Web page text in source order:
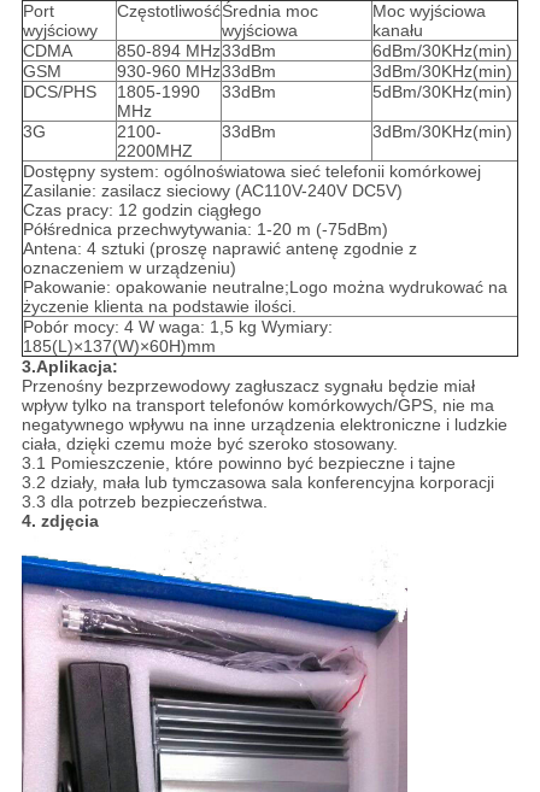
Port
wyjściowy
CzęstotliwośćŚrednia moc
wyjściowa
Moc wyjściowa
kanału
CDMA
850-894 MHz33dBm
6dBm/30KHz(min)
GSM
930-960 MHz33dBm
3dBm/30KHz(min)
DCS/PHS
1805-1990
MHz
33dBm 5dBm/30KHz(min)
3G
2100-
2200MHZ
33dBm 3dBm/30KHz(min)
Dostępny system: ogólnoświatowa sieć telefonii komórkowej
Zasilanie: zasilacz sieciowy (AC110V-240V DC5V)
Czas pracy: 12 godzin ciągłego
Półśrednica przechwytywania: 1-20 m (-75dBm)
Antena: 4 sztuki (proszę naprawić antenę zgodnie z
oznaczeniem w urządzeniu)
Pakowanie: opakowanie neutralne;Logo można wydrukować na
życzenie klienta na podstawie ilości.
Pobór mocy: 4 W waga: 1,5 kg Wymiary:
185(L)×137(W)×60H)mm
3.Aplikacja:
Przenośny bezprzewodowy zagłuszacz sygnału będzie miał
wpływ tylko na transport telefonów komórkowych/GPS, nie ma
negatywnego wpływu na inne urządzenia elektroniczne i ludzkie
ciała, dzięki czemu może być szeroko stosowany.
3.1 Pomieszczenie, które powinno być bezpieczne i tajne
3.2 działy, mała lub tymczasowa sala konferencyjna korporacji
3.3 dla potrzeb bezpieczeństwa.
4. zdjęcia